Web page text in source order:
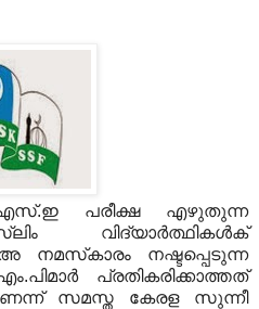
പരീക്ഷ എഴുതുന്ന
വിദ്യാര്‍ത്ഥികള്‍ക്
നമസ്‌കാരം നഷ്ടപ്പെടുന്ന
പ്രതികരിക്കാത്തത്
സമസ്ത കേരള സുന്നീ